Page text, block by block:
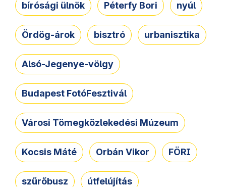
bírósági ülnök Péterfy Bori nyúl
Ördög-árok bisztró urbanisztika
Alsó-Jegenye-völgy
Budapest FotóFesztivál
Városi Tömegközlekedési Múzeum
Kocsis Máté Orbán Vikor FÖRI
szűrőbusz útfelújítás